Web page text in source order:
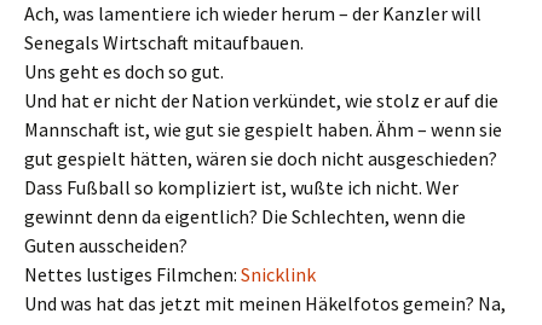
Ach, was lamentiere ich wieder herum – der Kanzler will
Senegals Wirtschaft mitaufbauen.
Uns geht es doch so gut.
Und hat er nicht der Nation verkündet, wie stolz er auf die
Mannschaft ist, wie gut sie gespielt haben. Ähm – wenn sie
gut gespielt hätten, wären sie doch nicht ausgeschieden?
Dass Fußball so kompliziert ist, wußte ich nicht. Wer
gewinnt denn da eigentlich? Die Schlechten, wenn die
Guten ausscheiden?
Nettes lustiges Filmchen: Snicklink
Und was hat das jetzt mit meinen Häkelfotos gemein? Na,